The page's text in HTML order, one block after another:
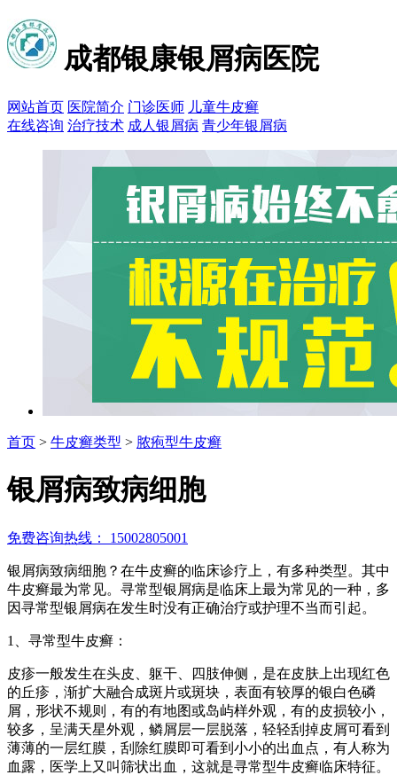
成都银康银屑病医院
网站首页 医院简介 门诊医师 儿童牛皮癣
在线咨询 治疗技术 成人银屑病 青少年银屑病
首页 > 牛皮癣类型 > 脓疱型牛皮癣
银屑病致病细胞
免费咨询热线： 15002805001
银屑病致病细胞？在牛皮癣的临床诊疗上，有多种类型。其中
牛皮癣最为常见。寻常型银屑病是临床上最为常见的一种，多
因寻常型银屑病在发生时没有正确治疗或护理不当而引起。
1、寻常型牛皮癣：
皮疹一般发生在头皮、躯干、四肢伸侧，是在皮肤上出现红色
的丘疹，渐扩大融合成斑片或斑块，表面有较厚的银白色磷
屑，形状不规则，有的有地图或岛屿样外观，有的皮损较小，
较多，呈满天星外观，鳞屑层一层脱落，轻轻刮掉皮屑可看到
薄薄的一层红膜，刮除红膜即可看到小小的出血点，有人称为
血露，医学上又叫筛状出血，这就是寻常型牛皮癣临床特征。